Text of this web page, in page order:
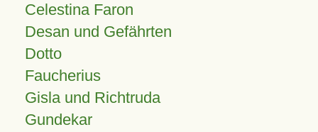
Celestina Faron
Desan und Gefährten
Dotto
Faucherius
Gisla und Richtruda
Gundekar